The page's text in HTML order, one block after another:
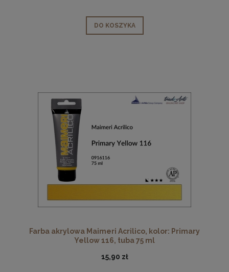
DO KOSZYKA
Farba akrylowa Maimeri Acrilico, kolor: Primary
Yellow 116, tuba 75 ml
15,90 zł